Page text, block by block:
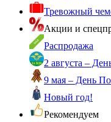
Тревожный
Акции и
Распродажа
2 августа –
9 мая – День
Новый год!
Рекомендуем